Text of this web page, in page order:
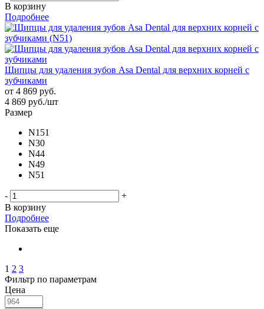
В корзину
Подробнее
Щипцы для удаления зубов Asa Dental для верхних корней с
зубчиками
от 4 869 руб.
4 869 руб./шт
Размер
N151
N30
N44
N49
N51
-
+
В корзину
Подробнее
Показать еще
1 2 3
Фильтр по параметрам
Цена